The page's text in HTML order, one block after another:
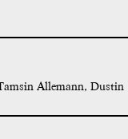
Allemann, Dustin